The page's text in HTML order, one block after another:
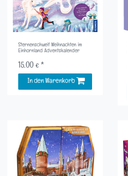
Sternenschweif Weihnachten im
Einhornland Adventskalender
15,00 € *
In den Warenkorb